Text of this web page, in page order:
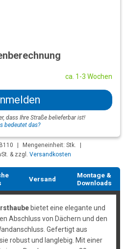
ca. 1-3 Wochen
dass Ihre Straße belieferbar ist!
bedeutet das?
| Mengeneinheit: Stk.
|
& zzgl. Versandkosten
Versand
Montage &
Downloads
bietet eine elegante und
Abschluss von Dächern und den
Gefertigt aus
robust und langlebig. Mit einer